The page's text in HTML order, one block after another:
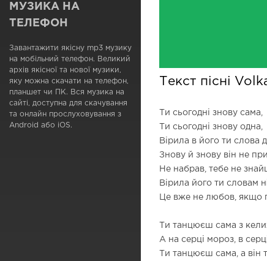
Текст пісні
Ти сьогодні знову сама,
Ти сьогодні знову одна,
Вірила в його ти слова
Знову й знову він не
Не набрав, тебе не
Вірила його ти словам
Це вже не любов, якщо
Ти танцюєш сама з
А на серці мороз, в серці
Ти танцюєш сама, а він
МУЗИКА НА
ТЕЛЕФОН
Завантажити якісну mp3 музику
на мобільний телефон. Великий
архів якісної та нової музики,
яку можна скачати на телефон,
планшет чи ПК. Вся музика на
сайті, доступна для скачування
та онлайн прослуховування з
Android або iOS.